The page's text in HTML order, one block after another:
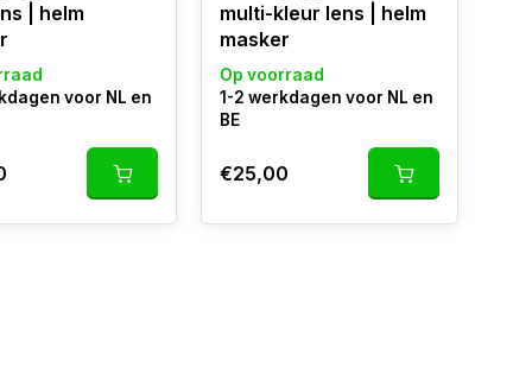
| helm
voor NL en
multi-kleur lens | helm
masker
Op voorraad
1-2 werkdagen voor NL en
BE
€25,00